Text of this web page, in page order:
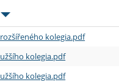
rozšířeného kolegia.pdf
kolegia.pdf
kolegia.pdf